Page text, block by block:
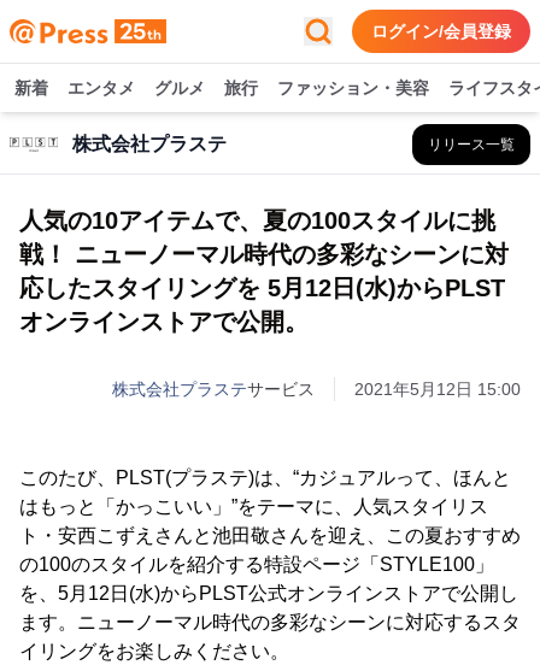
ログイン/会員登録
新着 エンタメ グルメ 旅行 ファッション・美容 ライフスタ
株式会社プラステ リリース一覧
人気の10アイテムで、夏の100スタイルに挑
戦！ ニューノーマル時代の多彩なシーンに対
応したスタイリングを 5月12日(水)からPLST
オンラインストアで公開。
株式会社プラステサービス 2021年5月12日 15:00
このたび、PLST(プラステ)は、“カジュアルって、ほんと
はもっと「かっこいい」”をテーマに、人気スタイリス
ト・安西こずえさんと池田敬さんを迎え、この夏おすすめ
の100のスタイルを紹介する特設ページ「STYLE100」
を、5月12日(水)からPLST公式オンラインストアで公開し
ます。ニューノーマル時代の多彩なシーンに対応するスタ
イリングをお楽しみください。